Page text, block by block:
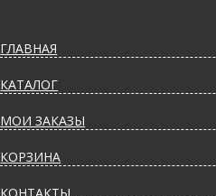
ГЛАВНАЯ
КАТАЛОГ
МОИ ЗАКАЗЫ
КОРЗИНА